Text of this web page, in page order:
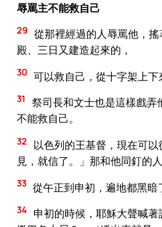
辱罵主不能救自己
29 從那裡經過的人辱罵他，
殿、三日又建造起來的，
30 可以救自己，從十字架上下
31
祭司長和文士也是這樣戲弄
不能救自己。
32
以色列的王基督，現在可
見，就信了。」那和他同釘的
33 從午正到申初，遍地都黑暗
34 申初的時候，耶穌大聲喊